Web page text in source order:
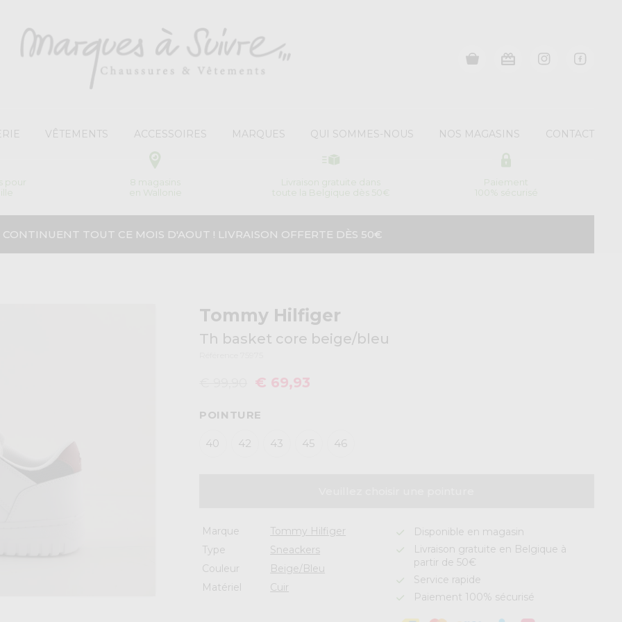
VÊTEMENTS ACCESSOIRES MARQUES QUI SOMMES-NOUS NOS MAGASINS CONTACT
pour
8 magasins
en Wallonie
Livraison gratuite dans
toute la Belgique dès 50€
Paiement
100% sécurisé
CONTINUENT TOUT CE MOIS D'AOUT ! LIVRAISON OFFERTE DÈS 50€
Tommy Hilfiger
Th basket core beige/bleu
€ 69,93
POINTURE
40 42 43 45 46
Marque
Tommy Hilfiger
Type
Sneackers
Couleur
Beige/Bleu
Matériel
Cuir
Disponible en magasin
Livraison gratuite en Belgique à
partir de 50€
Service rapide
Paiement 100% sécurisé